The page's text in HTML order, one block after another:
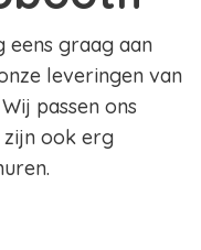
eens graag aan
leveringen van
passen ons
zijn ook erg